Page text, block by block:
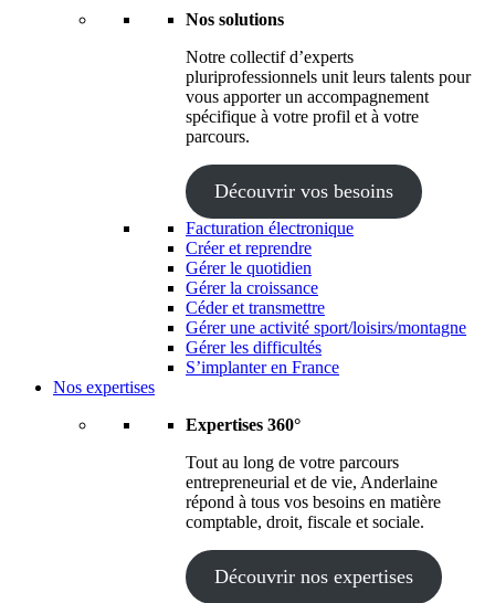
Nos solutions
Notre collectif d’experts
pluriprofessionnels unit leurs talents pour
vous apporter un accompagnement
spécifique à votre profil et à votre
parcours.
Découvrir vos besoins
Facturation électronique
Créer et reprendre
Gérer le quotidien
Gérer la croissance
Céder et transmettre
Gérer une activité sport/loisirs/montagne
Gérer les difficultés
S’implanter en France
Nos expertises
Expertises 360°
Tout au long de votre parcours
entrepreneurial et de vie, Anderlaine
répond à tous vos besoins en matière
comptable, droit, fiscale et sociale.
Découvrir nos expertises